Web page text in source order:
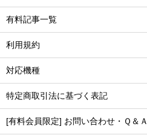
有料記事一覧
利用規約
対応機種
特定商取引法に基づく表記
[有料会員限定] お問い合わせ・Ｑ＆Ａ